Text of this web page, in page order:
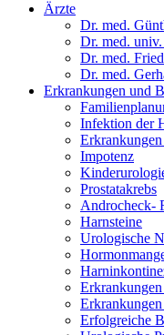
Ärzte
Dr. med.
Dr. med.
Dr. med.
Dr. med.
Erkrankungen und
Infektion der
Impotenz
Prostatakrebs
Androcheck-
Harnsteine
Urologische
Erfolgreiche